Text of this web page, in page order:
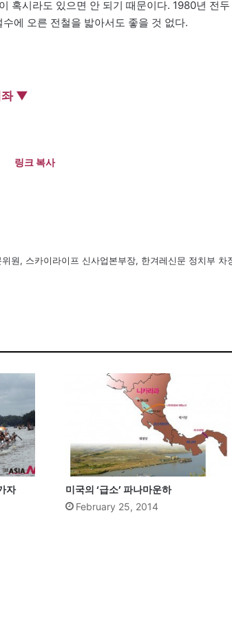
혹시라도 있으면 안 되기 때문이다. 1980년 전두
에 오른 전철을 밟아서도 좋을 것 없다.
좌 ▼
링크 복사
원, 스카이라이프 신사업본부장, 한겨레신문 정치부 차
자 미국의 ‘급소’ 파나마운하
February 25, 2014